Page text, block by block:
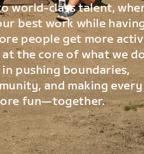
world-class talent,
best work while
people get more
the core of what we
in pushing boundaries,
and making every
fun—together.